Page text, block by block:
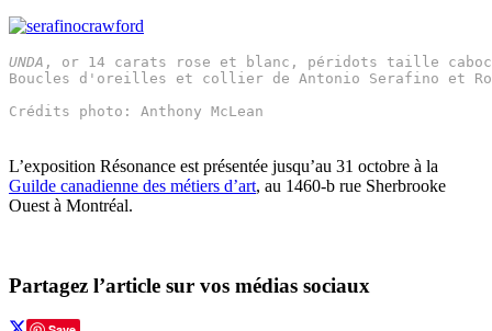
UNDA , or 14 carats rose et blanc, péridots taille
Boucles d'oreilles et collier de Antonio Serafino et
L’exposition Résonance est présentée jusqu’au 31 octobre à la
Guilde canadienne des métiers d’art, au 1460-b rue Sherbrooke
Ouest à Montréal.
Partagez l’article sur vos médias sociaux